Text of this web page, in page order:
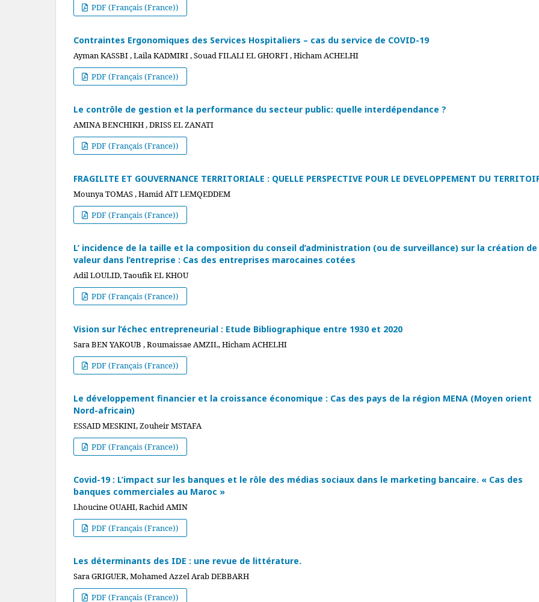
PDF (Français (France))
Contraintes Ergonomiques des Services Hospitaliers – cas du service de COVID-19
Ayman KASSBI , Laila KADMIRI , Souad FILALI EL GHORFI , Hicham ACHELHI
PDF (Français (France))
Le contrôle de gestion et la performance du secteur public: quelle interdépendance ?
AMINA BENCHIKH , DRISS EL ZANATI
PDF (Français (France))
FRAGILITE ET GOUVERNANCE TERRITORIALE : QUELLE PERSPECTIVE POUR LE DEVELOPPEMENT DU
Mounya TOMAS , Hamid AÏT LEMQEDDEM
PDF (Français (France))
L’ incidence de la taille et la composition du conseil d’administration (ou de surveillance) sur la création de
valeur dans l’entreprise : Cas des entreprises marocaines cotées
Adil LOULID, Taoufik EL KHOU
PDF (Français (France))
Vision sur l’échec entrepreneurial : Etude Bibliographique entre 1930 et 2020
Sara BEN YAKOUB , Roumaissae AMZIL, Hicham ACHELHI
PDF (Français (France))
Le développement financier et la croissance économique : Cas des pays de la région MENA (Moyen orient
Nord-africain)
ESSAID MESKINI, Zouheir MSTAFA
PDF (Français (France))
Covid-19 : L’impact sur les banques et le rôle des médias sociaux dans le marketing bancaire. « Cas des
banques commerciales au Maroc »
Lhoucine OUAHI, Rachid AMIN
PDF (Français (France))
Les déterminants des IDE : une revue de littérature.
Sara GRIGUER, Mohamed Azzel Arab DEBBARH
PDF (Français (France))